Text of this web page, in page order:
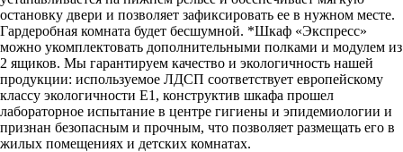
остановку двери и позволяет зафиксировать ее в нужном месте.
Гардеробная комната будет бесшумной. *Шкаф «Экспресс»
можно укомплектовать дополнительными полками и модулем из
2 ящиков. Мы гарантируем качество и экологичность нашей
продукции: используемое ЛДСП соответствует европейскому
классу экологичности Е1, конструктив шкафа прошел
лабораторное испытание в центре гигиены и эпидемиологии и
признан безопасным и прочным, что позволяет размещать его в
жилых помещениях и детских комнатах.